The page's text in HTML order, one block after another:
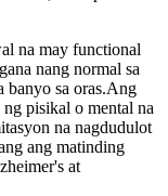
na may functional
nang normal sa
banyo sa oras.Ang
pisikal o mental na
na nagdudulot
ang matinding
at